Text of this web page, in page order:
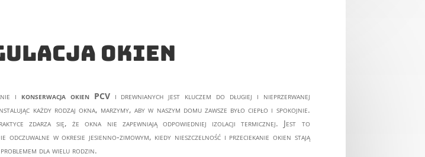
okien
i konserwacja okien PCVi drewnianych jest kluczem do długiej i nieprzerwanej
każdy rodzaj okna, marzymy, aby w naszym domu zawsze było ciepło i spokojnie.
zdarza się, że okna nie zapewniają odpowiedniej izolacji termicznej. Jest to
odczuwalne w okresie jesienno-zimowym, kiedy nieszczelność i przeciekanie okien stają
problemem dla wielu rodzin.